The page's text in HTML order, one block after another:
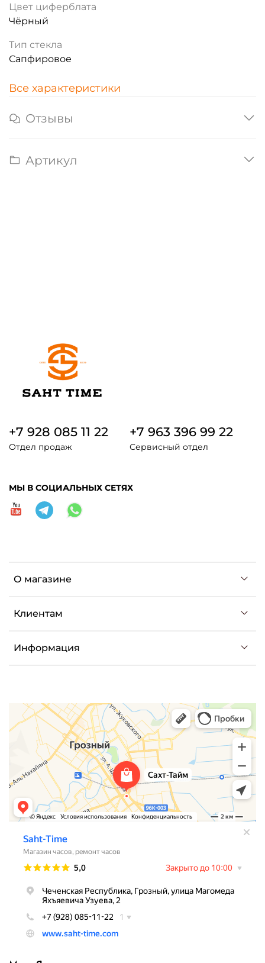
Цвет циферблата
Чёрный
Тип стекла
Сапфировое
Все характеристики
Отзывы
Артикул
О магазине
Клиентам
Информация
+7 928 085 11 22
Отдел продаж
+7 963 396 99 22
Сервисный отдел
МЫ В СОЦИАЛЬНЫХ СЕТЯХ